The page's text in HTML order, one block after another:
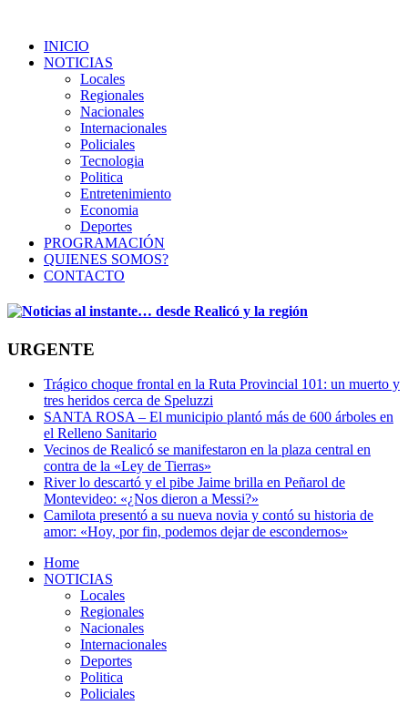
INICIO
NOTICIAS
Locales
Regionales
Nacionales
Internacionales
Policiales
Tecnologia
Politica
Entretenimiento
Economia
Deportes
PROGRAMACIÓN
QUIENES SOMOS?
CONTACTO
URGENTE
Trágico choque frontal en la Ruta Provincial 101: un muerto y
tres heridos cerca de Speluzzi
SANTA ROSA – El municipio plantó más de 600 árboles en
el Relleno Sanitario
Vecinos de Realicó se manifestaron en la plaza central en
contra de la «Ley de Tierras»
River lo descartó y el pibe Jaime brilla en Peñarol de
Montevideo: «¿Nos dieron a Messi?»
Camilota presentó a su nueva novia y contó su historia de
amor: «Hoy, por fin, podemos dejar de escondernos»
Home
NOTICIAS
Locales
Regionales
Nacionales
Internacionales
Deportes
Politica
Policiales